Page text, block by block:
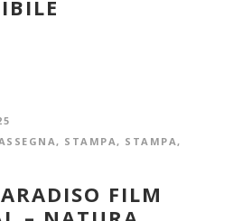
, STAMPA , STAMPA ,
FILM